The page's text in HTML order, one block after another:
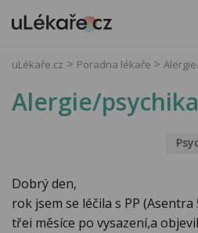
uLékaře.cz Poradna lékaře
Alergie/psychika
Dobrý den,
rok jsem se léčila s PP
třei měsíce po vysazení,a